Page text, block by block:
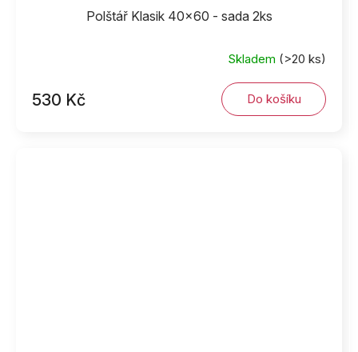
Polštář Klasik 40x60 - sada 2ks
Skladem (>20 ks)
530 Kč Do košíku